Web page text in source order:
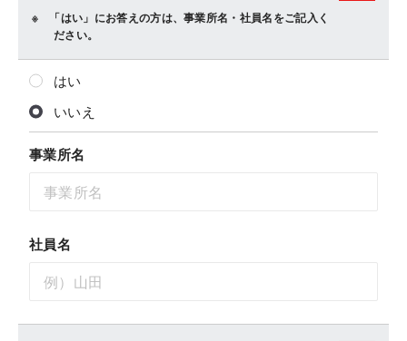
「はい」にお答えの方は、事業所名・社員名をご記入く
ださい。
はい
いいえ
事業所名
社員名